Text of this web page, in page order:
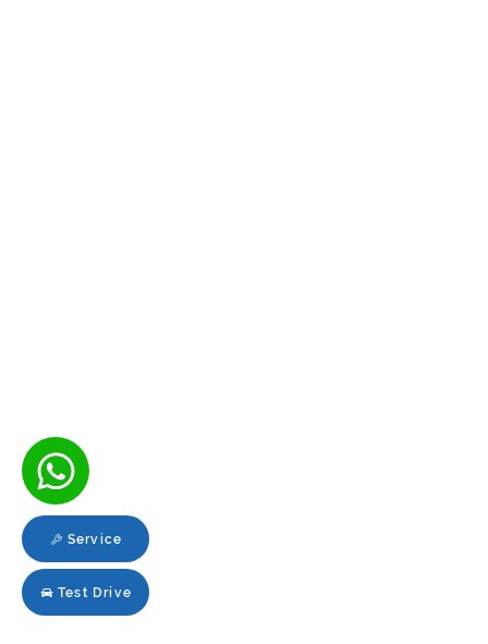
Service
Test Drive